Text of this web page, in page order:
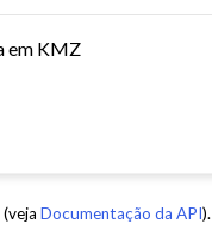
em KMZ
(veja Documentação da API).